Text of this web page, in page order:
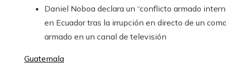
Daniel Noboa declara un “conflicto armado
en Ecuador tras la irrupción en directo de un
armado en un canal de televisión
Guatemala